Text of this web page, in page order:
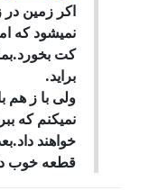
اكر زمين در
نميشود كه
كت
برايد.
ولى با ز هم
نميكنم كه
خواهند
قطعه خوب